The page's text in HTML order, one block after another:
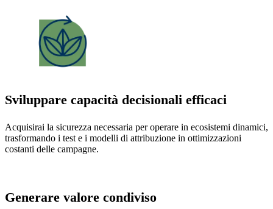
Sviluppare capacità decisionali efficaci
Acquisirai la sicurezza necessaria per operare in ecosistemi dinamici,
trasformando i test e i modelli di attribuzione in ottimizzazioni
costanti delle campagne.
Generare valore condiviso